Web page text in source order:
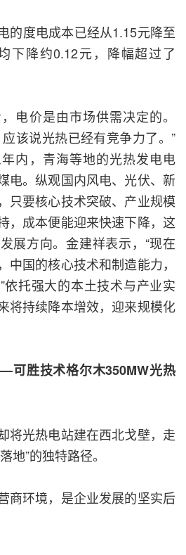
的度电成本已经从1.15元降至
下降约0.12元，降幅超过了
电价是由市场供需决定的。
该说光热已经有竞争力了。”
内，青海等地的光热发电电
电。纵观国内风电、光伏、新
只要核心技术突破、产业规模
，成本便能迎来快速下降，这
展方向。金建祥表示，“现在
中国的核心技术和制造能力，
依托强大的本土技术与产业实
将持续降本增效，迎来规模化
可胜技术格尔木350MW光热
将光热电站建在西北戈壁，走
地”的独特路径。
商环境，是企业发展的坚实后